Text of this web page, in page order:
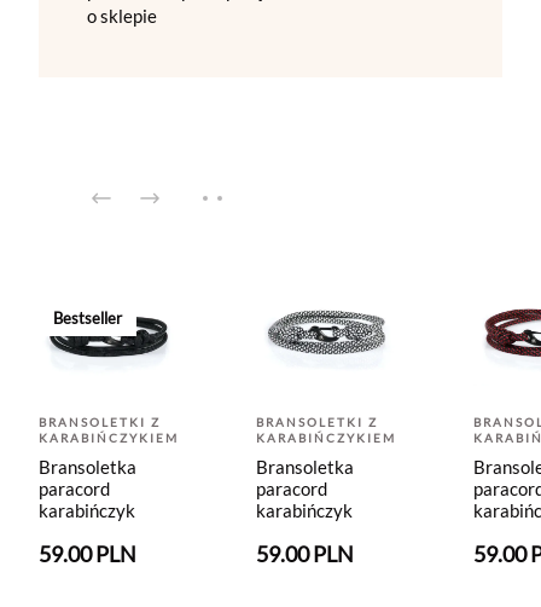
o sklepie
Bestseller
BRANSOLETKI Z
KARABIŃCZYKIEM
Bransoletka
paracord
karabińczyk
59.00 PLN
BRANSOLETKI Z
KARABIŃCZYKIEM
Bransoletka
paracord
karabińczyk
59.00 PLN 59.00